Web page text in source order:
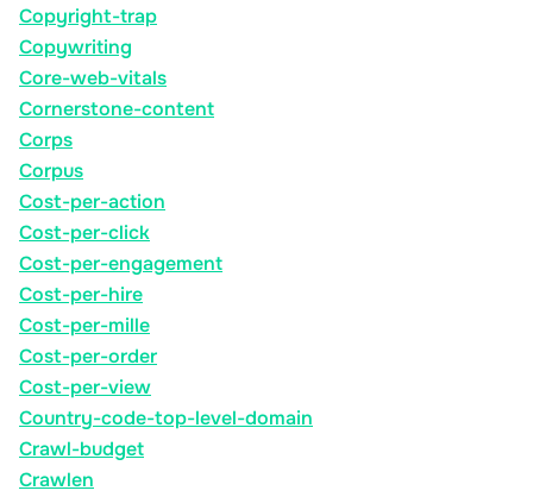
Copyright-trap
Copywriting
Core-web-vitals
Cornerstone-content
Corps
Corpus
Cost-per-action
Cost-per-click
Cost-per-engagement
Cost-per-hire
Cost-per-mille
Cost-per-order
Cost-per-view
Country-code-top-level-domain
Crawl-budget
Crawlen